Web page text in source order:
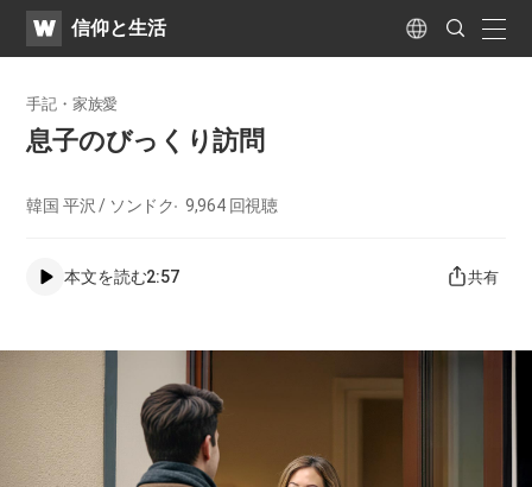
WATV​信仰と生活 Language
Search
Submit
手記・家族愛
息子のびっくり訪問
韓国 平沢 / ソンドク 9,964 回視聴
本文を読む2:57 共有